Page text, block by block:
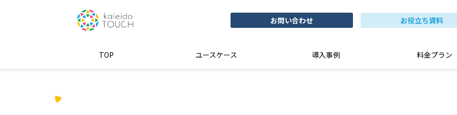
お問い合わせ お役立ち資料
TOP ユースケース 導入事例 料金プラン